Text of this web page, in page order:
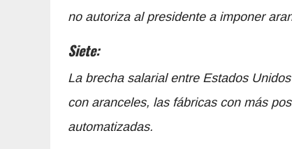
no autoriza al presidente a imponer
Siete:
La brecha salarial entre Estados
con aranceles, las fábricas con más
automatizadas.